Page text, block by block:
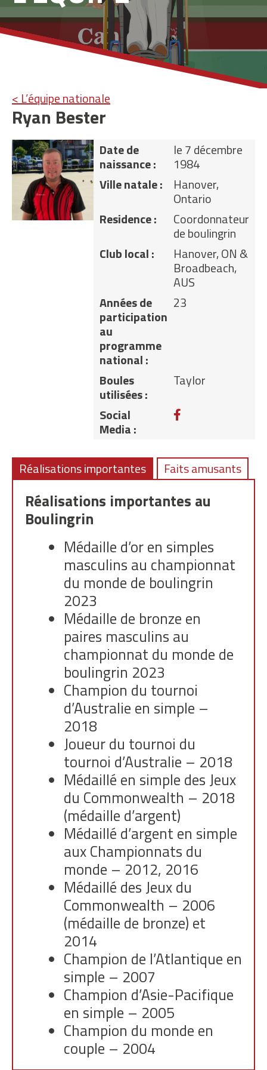
< L’équipe nationale
Ryan Bester
Date de
naissance :
le 7 décembre
1984
Ville natale :
Hanover,
Ontario
Residence :
Coordonnateur
de boulingrin
Club local :
Hanover, ON &
Broadbeach,
AUS
Années de
participation
au
programme
national :
23
Boules
utilisées :
Taylor
Social
Media :
Réalisations importantes Faits amusants
Réalisations importantes au
Boulingrin
Médaille d’or en simples
masculins au championnat
du monde de boulingrin
2023
Médaille de bronze en
paires masculins au
championnat du monde de
boulingrin 2023
Champion du tournoi
d’Australie en simple –
2018
Joueur du tournoi du
tournoi d’Australie – 2018
Médaillé en simple des Jeux
du Commonwealth – 2018
(médaille d’argent)
Médaillé d’argent en simple
aux Championnats du
monde – 2012, 2016
Médaillé des Jeux du
Commonwealth – 2006
(médaille de bronze) et
2014
Champion de l’Atlantique en
simple – 2007
Champion d’Asie-Pacifique
en simple – 2005
Champion du monde en
couple – 2004